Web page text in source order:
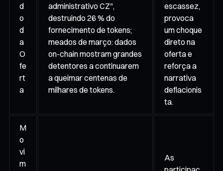
d
o
d
a
O
fe
rt
a
administrativo CZ",
destruindo 26 % do
fornecimento de tokens;
meados de março: dados
on-chain mostram grandes
detentores a continuarem
a queimar centenas de
milhares de tokens.
escassez,
provoca
um choque
direto na
oferta e
reforça a
narrativa
deflacionis
ta.
M
o
vi
m
As